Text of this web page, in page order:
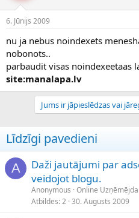
6. Jūnijs 2009
nu ja nebus noindexets
nobonots..
parbaudit visas noindexeetaas
site:manalapa.lv
Jums ir jāpieslēdzas vai
Līdzīgi pavedieni
A
Daži jautājumi par
veidojot blogu.
Anonymous Online
Atbildes 2 30. Augusts 2009